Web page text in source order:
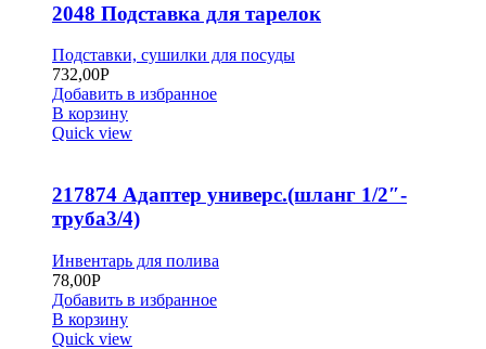
2048 Подставка для тарелок
Подставки, сушилки для посуды
732,00Р
Добавить в избранное
В корзину
Quick view
217874 Адаптер универс.(шланг 1/2″-
труба3/4)
Инвентарь для полива
78,00Р
Добавить в избранное
В корзину
Quick view